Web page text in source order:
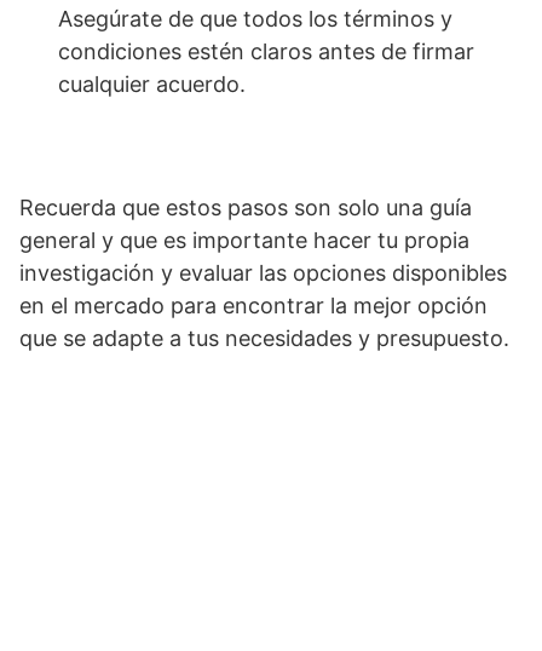
Asegúrate de que todos los términos y
condiciones estén claros antes de firmar
cualquier acuerdo.
Recuerda que estos pasos son solo una guía
general y que es importante hacer tu propia
investigación y evaluar las opciones disponibles
en el mercado para encontrar la mejor opción
que se adapte a tus necesidades y presupuesto.